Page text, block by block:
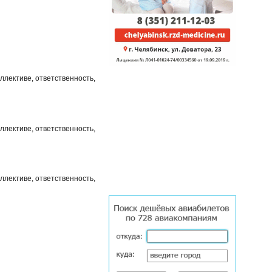
ответственность,
ответственность,
ответственность,